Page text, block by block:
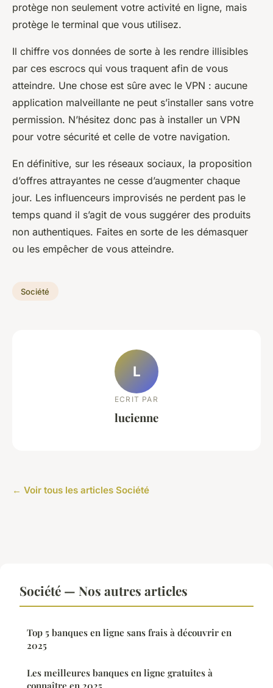
protège non seulement votre activité en ligne, mais
protège le terminal que vous utilisez.
Il chiffre vos données de sorte à les rendre illisibles
par ces escrocs qui vous traquent afin de vous
atteindre. Une chose est sûre avec le VPN : aucune
application malveillante ne peut s’installer sans votre
permission. N’hésitez donc pas à installer un VPN
pour votre sécurité et celle de votre navigation.
En définitive, sur les réseaux sociaux, la proposition
d’offres attrayantes ne cesse d’augmenter chaque
jour. Les influenceurs improvisés ne perdent pas le
temps quand il s’agit de vous suggérer des produits
non authentiques. Faites en sorte de les démasquer
ou les empêcher de vous atteindre.
Société
L
ECRIT PAR
lucienne
← Voir tous les articles Société
Société — Nos autres articles
Top 5 banques en ligne sans frais à découvrir en
2025
Les meilleures banques en ligne gratuites à
connaître en 2025